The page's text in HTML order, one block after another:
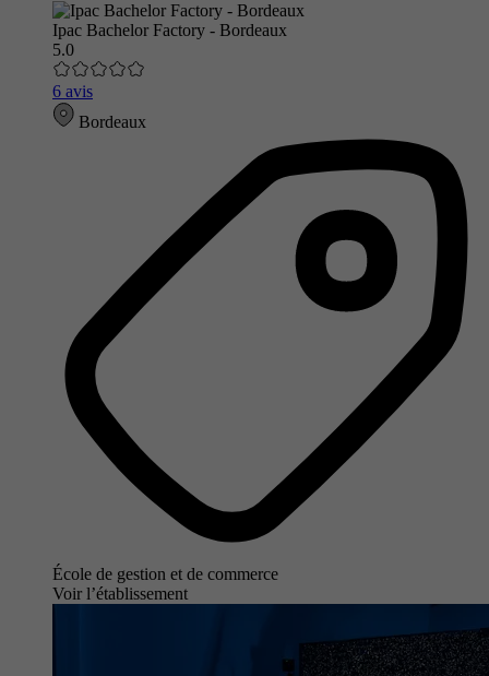
Ipac Bachelor Factory - Bordeaux
5.0
6 avis
Bordeaux
École de gestion et de commerce
Voir l’établissement